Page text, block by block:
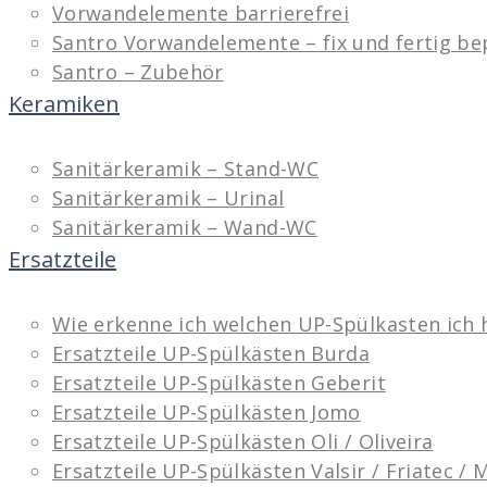
Vorwandelemente barrierefrei
Santro Vorwandelemente – fix und fertig
Santro – Zubehör
Keramiken
Sanitärkeramik – Stand-WC
Sanitärkeramik – Urinal
Sanitärkeramik – Wand-WC
Ersatzteile
Wie erkenne ich welchen UP-Spülkasten ich
Ersatzteile UP-Spülkästen Burda
Ersatzteile UP-Spülkästen Geberit
Ersatzteile UP-Spülkästen Jomo
Ersatzteile UP-Spülkästen Oli / Oliveira
Ersatzteile UP-Spülkästen Valsir / Friatec /